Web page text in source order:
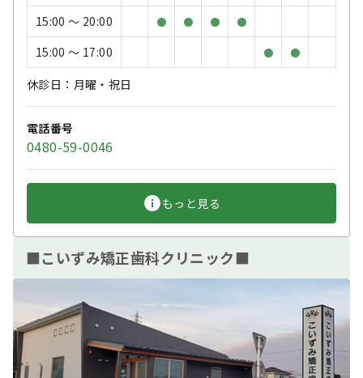
15:00 〜 20:00 ● ● ● ●
15:00 〜 17:00 ● ●
休診日：月曜・祝日
電話番号
0480-59-0046
もっと見る
■こいずみ矯正歯科クリニック■